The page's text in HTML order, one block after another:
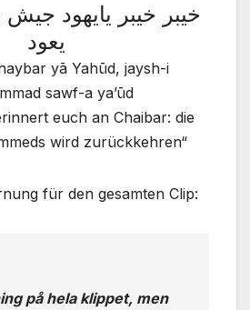
خيبر خيبر يايهود
يعود
yā Yahūd, jaysh-i
sawf-a ya’ūd
euch an Chaibar: die
wird zurückkehren“
für den gesamten Clip:
på hela klippet, men